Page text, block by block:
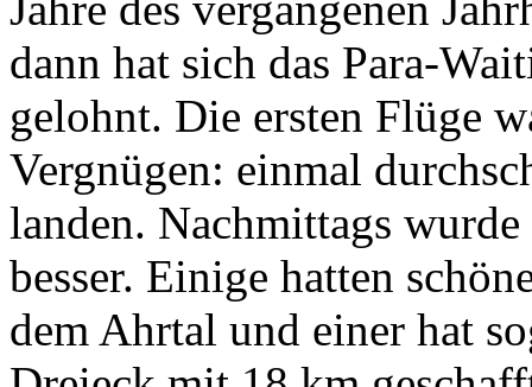
dann hat sich das Para-
gelohnt. Die ersten Flüge
Vergnügen: einmal
landen. Nachmittags
besser. Einige hatten
dem Ahrtal und einer hat